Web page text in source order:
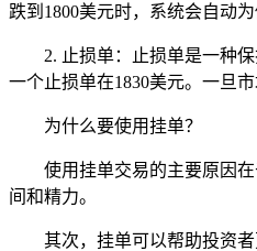
跌到1800美元时，系统会自动为
2. 止损单：止损单是一种
一个止损单在1830美元。一旦
为什么要使用挂单？
使用挂单交易的主要原因
间和精力。
其次，挂单可以帮助投资